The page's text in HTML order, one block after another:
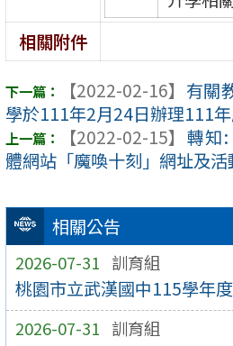
相關公告
2026-07-31 訓育組
桃園市立武漢國中115學年
2026-07-31 訓育組
相關附件
【2022-02-16】 有關
學於111年2月24日辦理111
【2022-02-15】 轉知
體網站「魔喚十刻」網址及